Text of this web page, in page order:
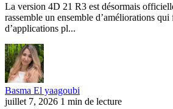
La version 4D 21 R3 est désormais
rassemble un ensemble d’améliorations
d’applications pl...
Basma El yaagoubi
juillet 7, 2026 1 min de lecture